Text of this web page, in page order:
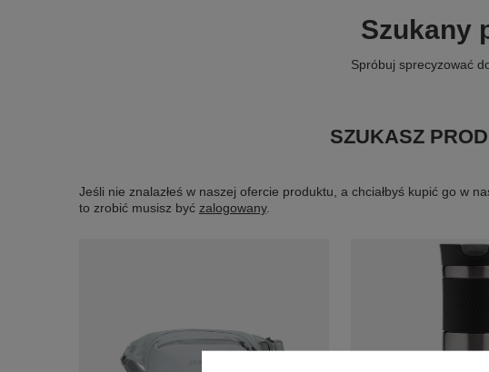
Szukany
Spróbuj sprecyzować
SZUKASZ
Jeśli nie znalazłeś w naszej ofercie produktu, a chciałbyś kupić go w
to zrobić musisz być zalogowany.